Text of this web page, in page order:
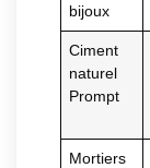
bijoux
Ciment
naturel
Prompt
Mortiers